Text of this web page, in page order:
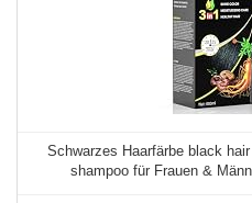
Schwarzes Haarfärbe black
shampoo für Frauen &